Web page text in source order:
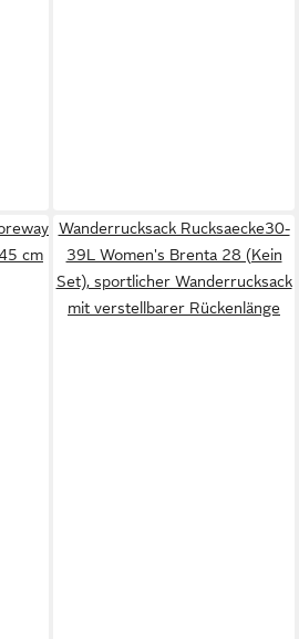
cm
Wanderrucksack Rucksaecke30-
39L Women's Brenta 28 (Kein
Set), sportlicher Wanderrucksack
mit verstellbarer Rückenlänge